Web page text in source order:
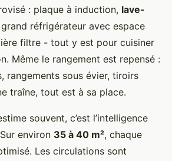
: plaque à induction, lave-
grand réfrigérateur avec espace
filtre - tout y est pour cuisiner
Même le rangement est repensé :
rangements sous évier, tiroirs
traîne, tout est à sa place.
souvent, c’est l’intelligence
environ 35 à 40 m², chaque
Les circulations sont